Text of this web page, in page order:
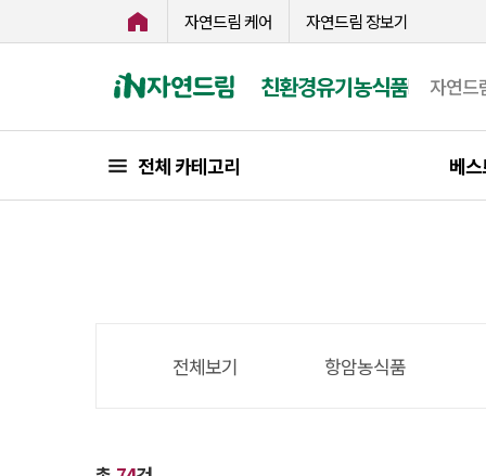
자연드림 케어 자연드림 장보기
친환경유기농식품 자연드
전체 카테고리 베
전체보기 항암농식품